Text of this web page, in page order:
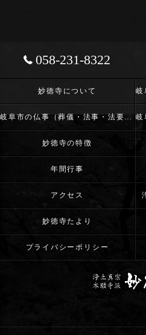
058-231-8322
妙徳寺について
岐阜市の仏事（葬儀・法事・法要）･浄土真宗本願寺派 志賀山 妙徳寺の評判
妙徳寺の特徴
年間行事
アクセス
妙徳寺たより
プライバシーポリシー